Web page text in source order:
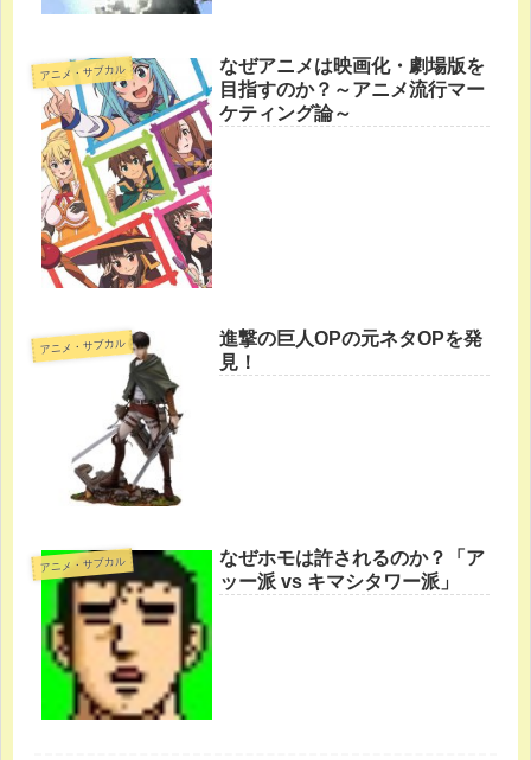
アニメ・サブカル
なぜアニメは映画化・劇場版を
目指すのか？～アニメ流行マー
ケティング論～
アニメ・サブカル
進撃の巨人OPの元ネタOPを発
見！
アニメ・サブカル
なぜホモは許されるのか？「ア
ッー派 vs キマシタワー派」